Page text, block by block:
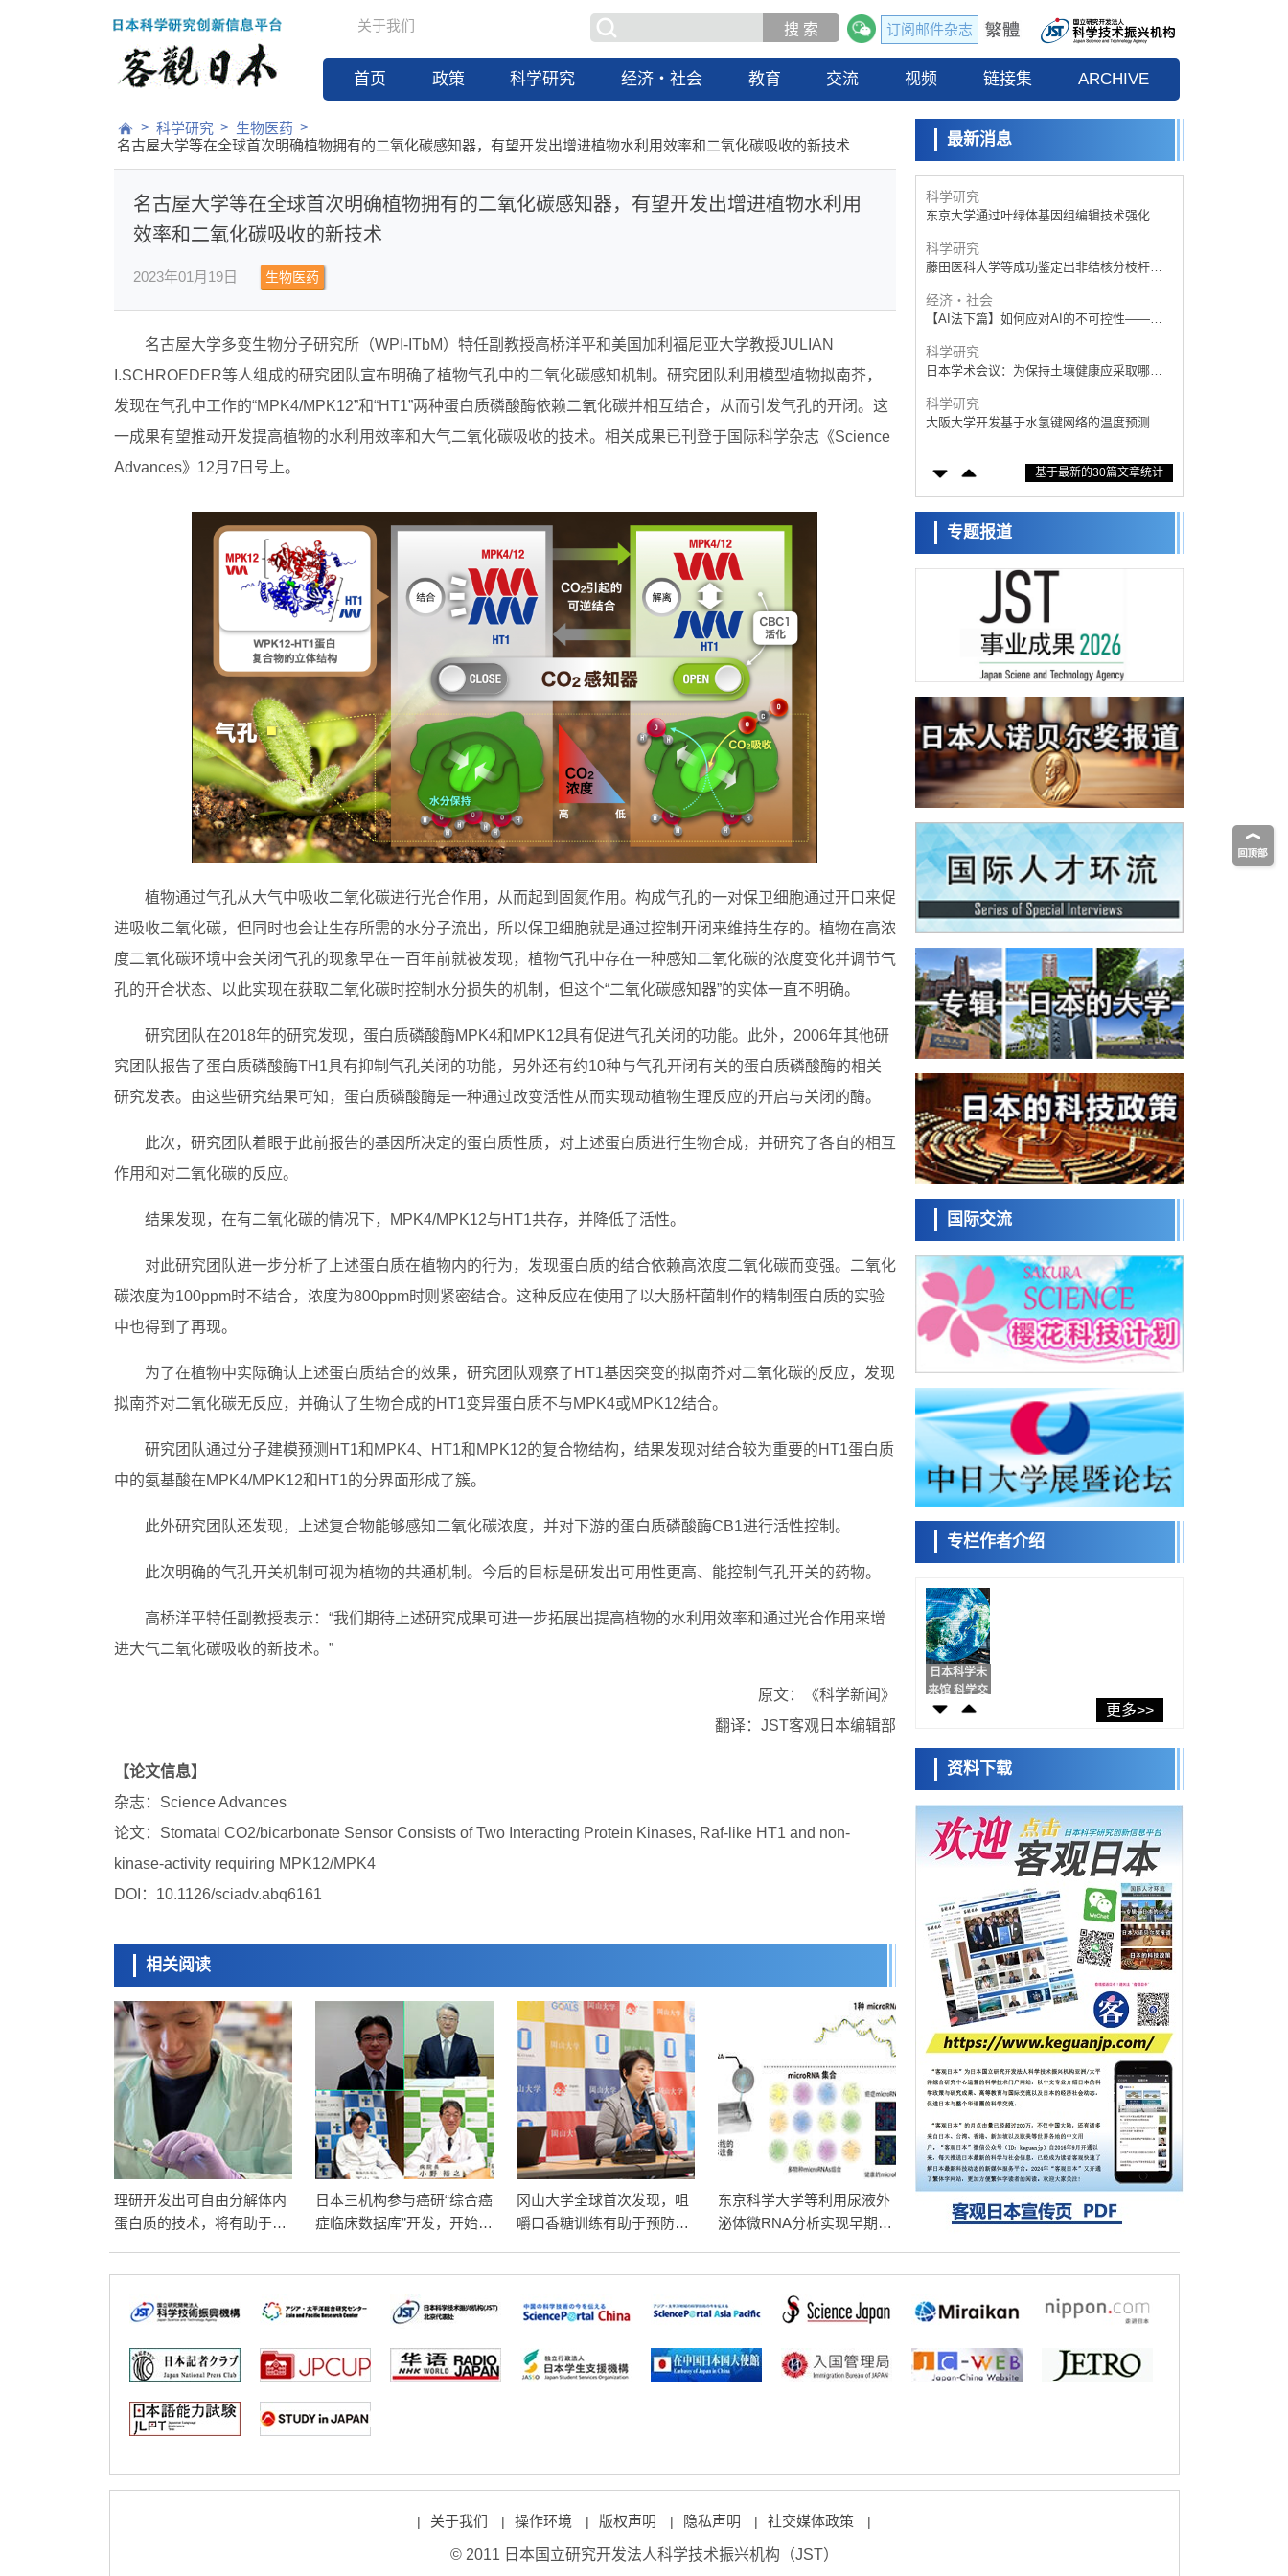
关于我们
首页 政策 科学研究 经济・社会 教育 交流 视频 链接集 ARCHIVE
订阅邮件杂志
> 科学研究 > 生物医药 >
名古屋大学等在全球首次明确植物拥有的二氧化碳感知器，有望开发出增进植物水利用效率和二氧化碳吸收的新技术
名古屋大学等在全球首次明确植物拥有的二氧化碳感知器，有望开发出增进植物水利用
效率和二氧化碳吸收的新技术
2023年01月19日 生物医药
名古屋大学多变生物分子研究所（WPI-ITbM）特任副教授高桥洋平和美国加利福尼亚大学教授JULIAN
I.SCHROEDER等人组成的研究团队宣布明确了植物气孔中的二氧化碳感知机制。研究团队利用模型植物拟南芥，
发现在气孔中工作的“MPK4/MPK12”和“HT1”两种蛋白质磷酸酶依赖二氧化碳并相互结合，从而引发气孔的开闭。这
一成果有望推动开发提高植物的水利用效率和大气二氧化碳吸收的技术。相关成果已刊登于国际科学杂志《Science
Advances》12月7日号上。
植物通过气孔从大气中吸收二氧化碳进行光合作用，从而起到固氮作用。构成气孔的一对保卫细胞通过开口来促
进吸收二氧化碳，但同时也会让生存所需的水分子流出，所以保卫细胞就是通过控制开闭来维持生存的。植物在高浓
度二氧化碳环境中会关闭气孔的现象早在一百年前就被发现，植物气孔中存在一种感知二氧化碳的浓度变化并调节气
孔的开合状态、以此实现在获取二氧化碳时控制水分损失的机制，但这个“二氧化碳感知器”的实体一直不明确。
研究团队在2018年的研究发现，蛋白质磷酸酶MPK4和MPK12具有促进气孔关闭的功能。此外，2006年其他研
究团队报告了蛋白质磷酸酶TH1具有抑制气孔关闭的功能，另外还有约10种与气孔开闭有关的蛋白质磷酸酶的相关
研究发表。由这些研究结果可知，蛋白质磷酸酶是一种通过改变活性从而实现动植物生理反应的开启与关闭的酶。
此次，研究团队着眼于此前报告的基因所决定的蛋白质性质，对上述蛋白质进行生物合成，并研究了各自的相互
作用和对二氧化碳的反应。
结果发现，在有二氧化碳的情况下，MPK4/MPK12与HT1共存，并降低了活性。
对此研究团队进一步分析了上述蛋白质在植物内的行为，发现蛋白质的结合依赖高浓度二氧化碳而变强。二氧化
碳浓度为100ppm时不结合，浓度为800ppm时则紧密结合。这种反应在使用了以大肠杆菌制作的精制蛋白质的实验
中也得到了再现。
为了在植物中实际确认上述蛋白质结合的效果，研究团队观察了HT1基因突变的拟南芥对二氧化碳的反应，发现
拟南芥对二氧化碳无反应，并确认了生物合成的HT1变异蛋白质不与MPK4或MPK12结合。
研究团队通过分子建模预测HT1和MPK4、HT1和MPK12的复合物结构，结果发现对结合较为重要的HT1蛋白质
中的氨基酸在MPK4/MPK12和HT1的分界面形成了簇。
此外研究团队还发现，上述复合物能够感知二氧化碳浓度，并对下游的蛋白质磷酸酶CB1进行活性控制。
此次明确的气孔开关机制可视为植物的共通机制。今后的目标是研发出可用性更高、能控制气孔开关的药物。
高桥洋平特任副教授表示：“我们期待上述研究成果可进一步拓展出提高植物的水利用效率和通过光合作用来增
进大气二氧化碳吸收的新技术。”
原文：《科学新闻》
翻译：JST客观日本编辑部
【论文信息】
杂志：Science Advances
论文：Stomatal CO2/bicarbonate Sensor Consists of Two Interacting Protein Kinases, Raf-like HT1 and non-
kinase-activity requiring MPK12/MPK4
DOI：10.1126/sciadv.abq6161
相关阅读
理研开发出可自由分解体内
蛋白质的技术，将有助于药
日本三机构参与癌研“综合癌
症临床数据库”开发，开始实
冈山大学全球首次发现，咀
嚼口香糖训练有助于预防食
东京科学大学等利用尿液外
泌体微RNA分析实现早期癌
最新消息
AI处理器
政策
日本科研费增设国际共同研究强化新类别，
促进青年研究人员赴海外开展研究
防灾等核心优势服务社会
科学研究
东京大学通过叶绿体基因组编辑技术强化碳
固定酶，成功提高光合作用能力与生产力
科学研究
藤田医科大学等成功鉴定出非结核分枝杆菌
因菌株而异
经济・社会
【AI法下篇】如何应对AI的不可控性——中
科学研究
日本学术会议：为保持土壤健康应采取哪些
科学研究
大阪大学开发基于水氢键网络的温度预测新
经济・社会
【AI法上篇】如何对“将人生交给AI”保持危机
庆应义塾大学阐明脑内“游击手”小胶质细胞包
阿尔茨海默病等疾病疗法
日本东北大学与横滨橡胶全球首次从纳米尺
度揭示橡胶—黄铜粘接界面劣化抑制机制，
科学研究
近畿大学等发现植物染料“日本茜”的红色成分
可抑制老化与炎症，有望成为新型功能性材
群马大学开发针对难治性癫痫的新型基因疗
法，利用超小型GAD67启动子抑制发作
九州大学揭示夜间眼压升高机制：两种激素
波动叠加所致
科学研究
东京都产技研采用新手法开发出可稳定工作
至300℃的介电材料，已验证电容器可在汽车
发动机等高温环境下工作
经济・社会
日本生成式AI使用者占比一年内翻倍，但与
中美德仍有较大差距
日本修订首都直下型地震紧急对策：目标为
死亡人数至少减半，重点强化火灾防控
科学研究
福井大学发现细胞记忆过往并抑制反应的机
制，阐明即便DNA相同反应迥异之谜
科学研究
安全性，在转移性尿路上皮癌患者中开展临
床试验
政策
日本发布《令和8年版科学技术与创新白皮
书》，解读第七期基本计划首年度政策方向
科学研究
东京大学发现可诱导细胞死亡的新型信使物
质
科学研究
东京都健康长寿医疗中心跨器官揭示衰老过
程中的糖链变化
科学研究
产总研无需石油利用松脂制备石墨前驱体，
可作为电池电极材料
科学研究
东京大学和海上保安厅等发现南海海槽沿线
板块边界锁定状态存在区域差异
政策
际情况和需求分配99.3亿日元
科学研究
千叶大学鉴定出导致难治性疾病“肺高血压症”
恶化的蛋白质“MYL9/12”，会引发血管结构恶
化
科学研究
京都大学高效生成光的构成单元“光子”，可应
用于量子计算机
科学研究
用数理模型诠释慢性荨麻疹的发病机理，借
助数学的力量实现个体化最佳治疗
科学研究
【JST事业成果】发现室温下工作的交替磁体
科学研究
夜景也能清晰呈现在纸上——日本“铁路摄影
科学研究
【JST事业成果】开发低成本与低功耗的新型
政策
日本科研费增设国际共同研究强化新类别，
促进青年研究人员赴海外开展研究
经济・社会
铁道综研新任理事长芦谷公稔：依托超导和
防灾等核心优势服务社会
科学研究
东京大学通过叶绿体基因组编辑技术强化碳
科学研究
藤田医科大学等成功鉴定出非结核分枝杆菌
生存的必需基因，首次揭示该基因的必要性
因菌株而异
【AI法下篇】如何应对AI的不可控性——中
央大学平野晋教授专访
科学研究
【JST事业成果】开发低成本与低功耗的新型
政策
日本科研费增设国际共同研究强化新类别，
促进青年研究人员赴海外开展研究
经济・社会
铁道综研新任理事长芦谷公稔：依托超导和
防灾等核心优势服务社会
科学研究
东京大学通过叶绿体基因组编辑技术强化碳
固定酶，成功提高光合作用能力与生产力
科学研究
藤田医科大学等成功鉴定出非结核分枝杆菌
生存的必需基因，首次揭示该基因的必要性
基于最新的30篇文章统计
专题报道
国际交流
专栏作者介绍
日本科学未
流员
小岩井忠道
余锦泽 马场錬成
日本科学未
来馆 科学交
流员
小岩井忠道 泷川 进 戴维
更多>>
资料下载
| 关于我们 | 操作环境 | 版权声明 | 隐私声明 | 社交媒体政策 |
© 2011 日本国立研究开发法人科学技术振兴机构（JST）